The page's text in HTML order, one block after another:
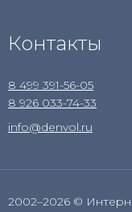
Контакты
8 499 391-56-05
8 926 033-74-33
info@denvol.ru
2002–2026 ©